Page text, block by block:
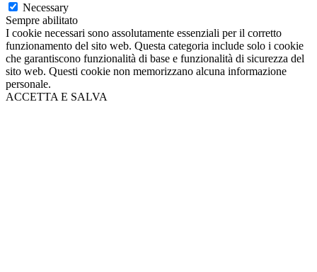
Necessary
Sempre abilitato
I cookie necessari sono assolutamente essenziali per il corretto
funzionamento del sito web. Questa categoria include solo i cookie
che garantiscono funzionalità di base e funzionalità di sicurezza del
sito web. Questi cookie non memorizzano alcuna informazione
personale.
ACCETTA E SALVA